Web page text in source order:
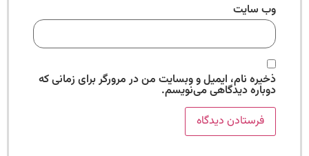
وب‌ سایت
ذخیره نام، ایمیل و وبسایت من در مرورگر برای زمانی که
دوباره دیدگاهی می‌نویسم.